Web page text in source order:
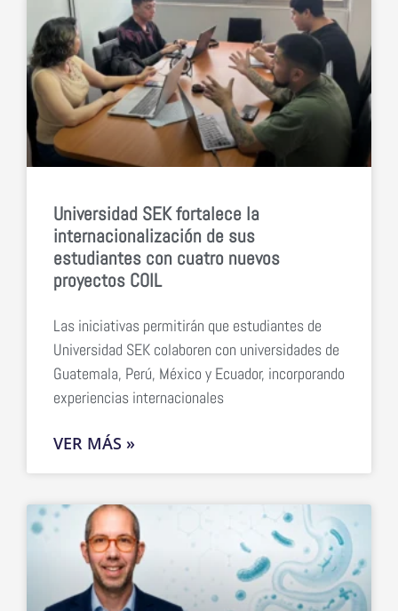
Universidad SEK fortalece la
internacionalización de sus
estudiantes con cuatro nuevos
proyectos COIL
Las iniciativas permitirán que estudiantes de
Universidad SEK colaboren con universidades de
Guatemala, Perú, México y Ecuador, incorporando
experiencias internacionales
VER MÁS »